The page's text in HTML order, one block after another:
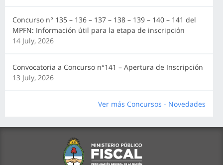
Concurso n° 135 – 136 – 137 – 138 – 139 – 140 – 141 del
MPFN: Información útil para la etapa de inscripción
14 July, 2026
Convocatoria a Concurso n°141 – Apertura de Inscripción
13 July, 2026
Ver más Concursos - Novedades